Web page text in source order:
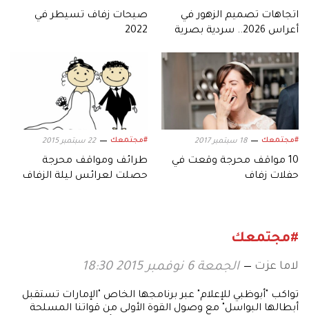
اتجاهات تصميم الزهور في
أعراس 2026.. سردية بصرية
صيحات زفاف تسيطر في
2022
#مجتمعك 18 سبتمبر 2017
10 مواقف محرجة وقعت في
حفلات زفاف
#مجتمعك 22 سبتمبر 2015
طرائف ومواقف محرجة
حصلت لعرائس ليلة الزفاف
#مجتمعك
لاما عزت الجمعة 6 نوفمبر 2015 18:30
تواكب "أبوظبي للإعلام" عبر برنامجها الخاص "الإمارات تستقبل
أبطالها البواسل" مع وصول القوة الأولى من قواتنا المسلحة